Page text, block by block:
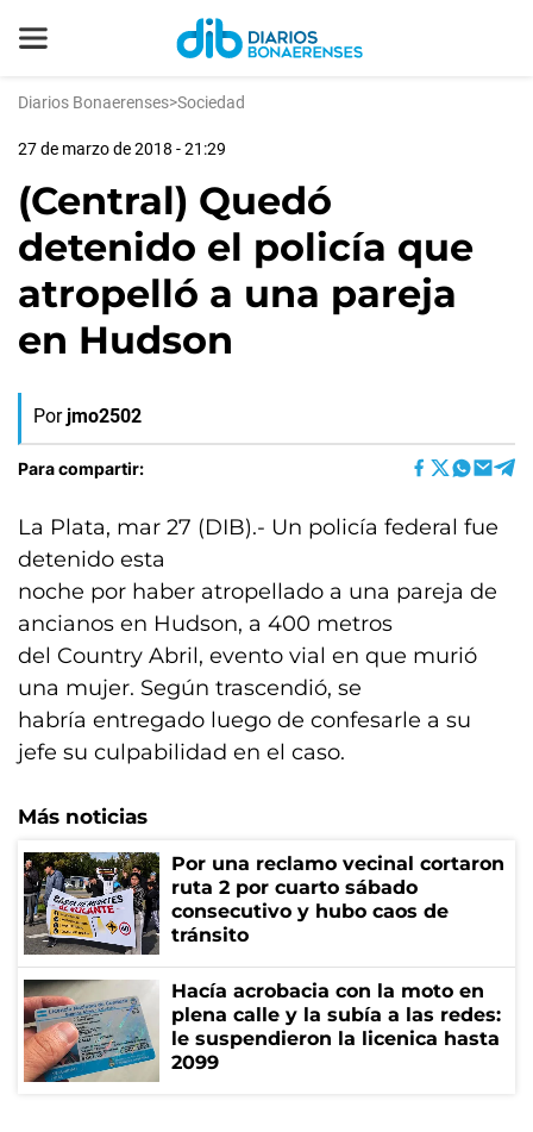
Diarios Bonaerenses>Sociedad
27 de marzo de 2018 - 21:29
(Central) Quedó
detenido el policía que
atropelló a una pareja
en Hudson
Por jmo2502
Para compartir:
La Plata, mar 27 (DIB).- Un policía federal fue
detenido esta
noche por haber atropellado a una pareja de
ancianos en Hudson, a 400 metros
del Country Abril, evento vial en que murió
una mujer. Según trascendió, se
habría entregado luego de confesarle a su
jefe su culpabilidad en el caso.
Más noticias
Por una reclamo vecinal cortaron
ruta 2 por cuarto sábado
consecutivo y hubo caos de
tránsito
Hacía acrobacia con la moto en
plena calle y la subía a las redes:
le suspendieron la licenica hasta
2099